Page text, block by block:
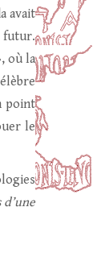
avait
futur.
où la
point
le